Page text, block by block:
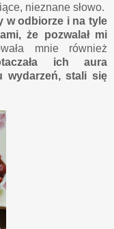
nieznane słowo.
w odbiorze i na tyle
że pozwalał mi
mnie również
ich aura
wydarzeń, stali się